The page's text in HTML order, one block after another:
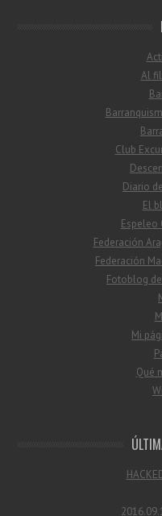
Al
Club
Diario
El
Espeleo
Federación
Federación
Fotoblog
Mi
Qué